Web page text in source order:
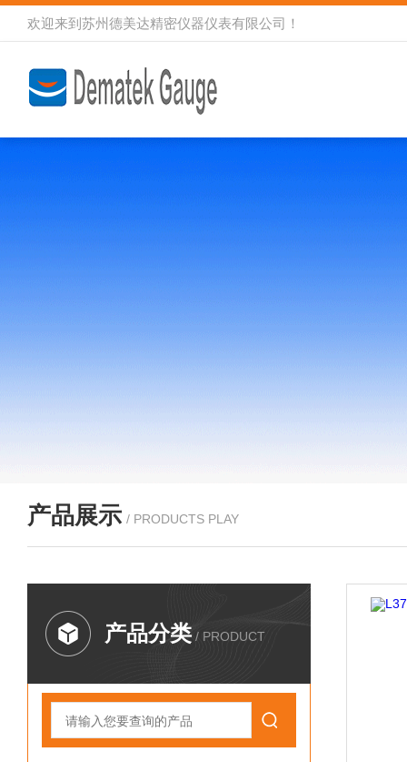
欢迎来到 苏州德美达精密仪器仪表有限公司 ！
产品展示 / PRODUCTS PLAY
产品分类 / PRODUCT